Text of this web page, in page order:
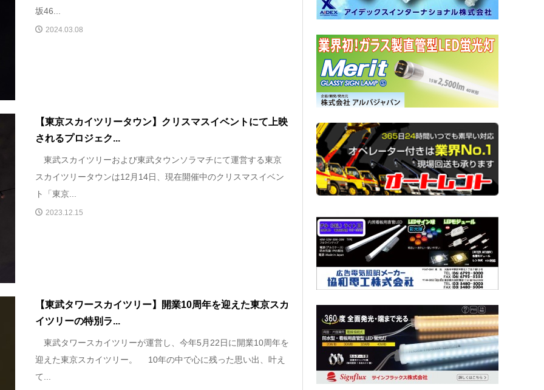
坂46...
2024.03.08
【東京スカイツリータウン】クリスマスイベントにて上映
されるプロジェク...
東武スカイツリーおよび東武タウンソラマチにて運営する東京
スカイツリータウンは12月14日、現在開催中のクリスマスイベン
ト「東京...
2023.12.15
【東武タワースカイツリー】開業10周年を迎えた東京スカ
イツリーの特別ラ...
東武タワースカイツリーが運営し、今年5月22日に開業10周年を
迎えた東京スカイツリー。 10年の中で心に残った思い出、叶え
て...